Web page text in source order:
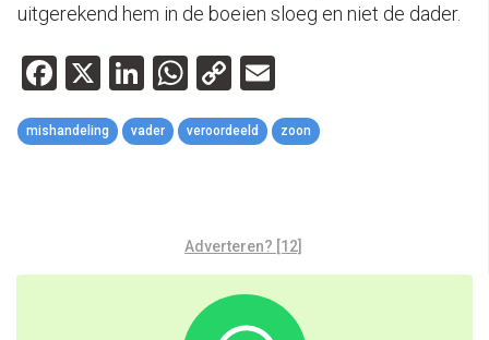
uitgerekend hem in de boeien sloeg en niet de dader.
Facebook
X LinkedIn
WhatsApp
Copy
Link
mishandeling vader veroordeeld zoon
Adverteren? [12]